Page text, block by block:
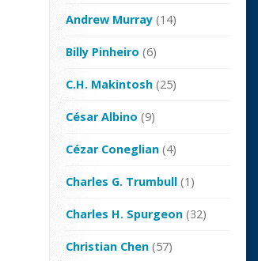
Andrew Murray (14)
Billy Pinheiro (6)
C.H. Makintosh (25)
César Albino (9)
Cézar Coneglian (4)
Charles G. Trumbull (1)
Charles H. Spurgeon (32)
Christian Chen (57)